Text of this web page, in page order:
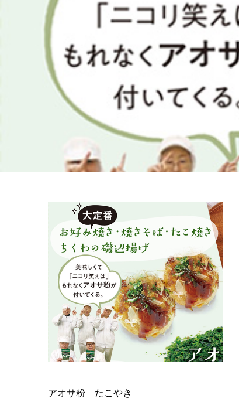
アオサ粉 たこやき